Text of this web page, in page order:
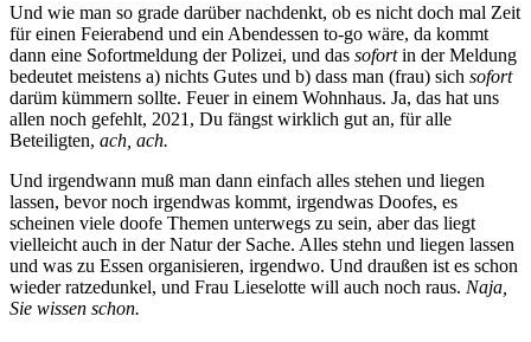
Und wie man so grade darüber nachdenkt, ob es nicht doch mal Zeit
für einen Feierabend und ein Abendessen to-go wäre, da kommt
dann eine Sofortmeldung der Polizei, und das sofortin der Meldung
bedeutet meistens a) nichts Gutes und b) dass man (frau) sich sofort
darüm kümmern sollte. Feuer in einem Wohnhaus. Ja, das hat uns
allen noch gefehlt, 2021, Du fängst wirklich gut an, für alle
Beteiligten, ach, ach.
Und irgendwann muß man dann einfach alles stehen und liegen
lassen, bevor noch irgendwas kommt, irgendwas Doofes, es
scheinen viele doofe Themen unterwegs zu sein, aber das liegt
vielleicht auch in der Natur der Sache. Alles stehn und liegen lassen
und was zu Essen organisieren, irgendwo. Und draußen ist es schon
wieder ratzedunkel, und Frau Lieselotte will auch noch raus. Naja,
Sie wissen schon.